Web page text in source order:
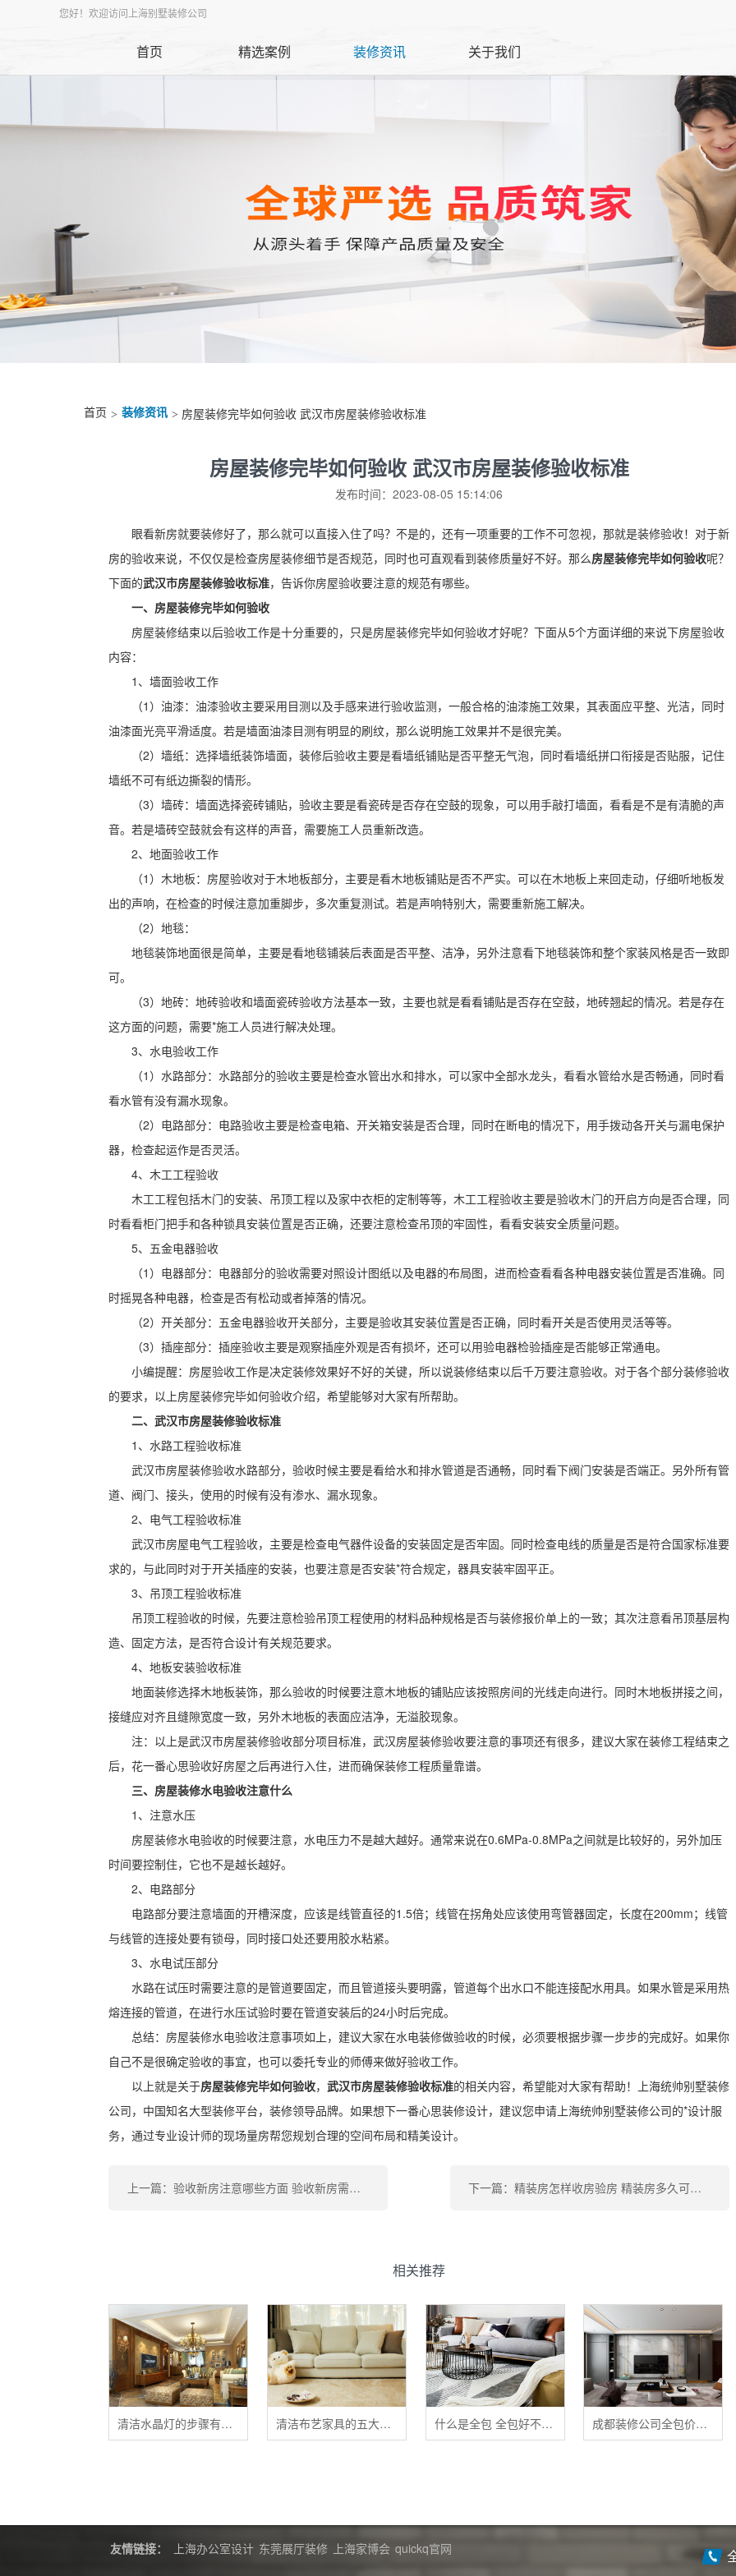
您好！欢迎访问上海别墅装修公司
首页 精选案例 装修资讯 关于我们
首页 > 装修资讯 > 房屋装修完毕如何验收 武汉市房屋装修验收标准
房屋装修完毕如何验收 武汉市房屋装修验收标准
发布时间：2023-08-05 15:14:06
眼看新房就要装修好了，那么就可以直接入住了吗？不是的，还有一项重要的工作不可忽视，那就是装修验收！对于新
房的验收来说，不仅仅是检查房屋装修细节是否规范，同时也可直观看到装修质量好不好。那么房屋装修完毕如何验收呢？
下面的武汉市房屋装修验收标准，告诉你房屋验收要注意的规范有哪些。
一、房屋装修完毕如何验收
房屋装修结束以后验收工作是十分重要的，只是房屋装修完毕如何验收才好呢？下面从5个方面详细的来说下房屋验收
内容：
1、墙面验收工作
（1）油漆：油漆验收主要采用目测以及手感来进行验收监测，一般合格的油漆施工效果，其表面应平整、光洁，同时
油漆面光亮平滑适度。若是墙面油漆目测有明显的刷纹，那么说明施工效果并不是很完美。
（2）墙纸：选择墙纸装饰墙面，装修后验收主要是看墙纸铺贴是否平整无气泡，同时看墙纸拼口衔接是否贴服，记住
墙纸不可有纸边撕裂的情形。
（3）墙砖：墙面选择瓷砖铺贴，验收主要是看瓷砖是否存在空鼓的现象，可以用手敲打墙面，看看是不是有清脆的声
音。若是墙砖空鼓就会有这样的声音，需要施工人员重新改造。
2、地面验收工作
（1）木地板：房屋验收对于木地板部分，主要是看木地板铺贴是否不严实。可以在木地板上来回走动，仔细听地板发
出的声响，在检查的时候注意加重脚步，多次重复测试。若是声响特别大，需要重新施工解决。
（2）地毯：
地毯装饰地面很是简单，主要是看地毯铺装后表面是否平整、洁净，另外注意看下地毯装饰和整个家装风格是否一致即
可。
（3）地砖：地砖验收和墙面瓷砖验收方法基本一致，主要也就是看看铺贴是否存在空鼓，地砖翘起的情况。若是存在
这方面的问题，需要*施工人员进行解决处理。
3、水电验收工作
（1）水路部分：水路部分的验收主要是检查水管出水和排水，可以家中全部水龙头，看看水管给水是否畅通，同时看
看水管有没有漏水现象。
（2）电路部分：电路验收主要是检查电箱、开关箱安装是否合理，同时在断电的情况下，用手拨动各开关与漏电保护
器，检查起运作是否灵活。
4、木工工程验收
木工工程包括木门的安装、吊顶工程以及家中衣柜的定制等等，木工工程验收主要是验收木门的开启方向是否合理，同
时看看柜门把手和各种锁具安装位置是否正确，还要注意检查吊顶的牢固性，看看安装安全质量问题。
5、五金电器验收
（1）电器部分：电器部分的验收需要对照设计图纸以及电器的布局图，进而检查看看各种电器安装位置是否准确。同
时摇晃各种电器，检查是否有松动或者掉落的情况。
（2）开关部分：五金电器验收开关部分，主要是验收其安装位置是否正确，同时看开关是否使用灵活等等。
（3）插座部分：插座验收主要是观察插座外观是否有损坏，还可以用验电器检验插座是否能够正常通电。
小编提醒：房屋验收工作是决定装修效果好不好的关键，所以说装修结束以后千万要注意验收。对于各个部分装修验收
的要求，以上房屋装修完毕如何验收介绍，希望能够对大家有所帮助。
二、武汉市房屋装修验收标准
1、水路工程验收标准
武汉市房屋装修验收水路部分，验收时候主要是看给水和排水管道是否通畅，同时看下阀门安装是否端正。另外所有管
道、阀门、接头，使用的时候有没有渗水、漏水现象。
2、电气工程验收标准
武汉市房屋电气工程验收，主要是检查电气器件设备的安装固定是否牢固。同时检查电线的质量是否是符合国家标准要
求的，与此同时对于开关插座的安装，也要注意是否安装*符合规定，器具安装牢固平正。
3、吊顶工程验收标准
吊顶工程验收的时候，先要注意检验吊顶工程使用的材料品种规格是否与装修报价单上的一致；其次注意看吊顶基层构
造、固定方法，是否符合设计有关规范要求。
4、地板安装验收标准
地面装修选择木地板装饰，那么验收的时候要注意木地板的铺贴应该按照房间的光线走向进行。同时木地板拼接之间，
接缝应对齐且缝隙宽度一致，另外木地板的表面应洁净，无溢胶现象。
注：以上是武汉市房屋装修验收部分项目标准，武汉房屋装修验收要注意的事项还有很多，建议大家在装修工程结束之
后，花一番心思验收好房屋之后再进行入住，进而确保装修工程质量靠谱。
三、房屋装修水电验收注意什么
1、注意水压
房屋装修水电验收的时候要注意，水电压力不是越大越好。通常来说在0.6MPa-0.8MPa之间就是比较好的，另外加压
时间要控制住，它也不是越长越好。
2、电路部分
电路部分要注意墙面的开槽深度，应该是线管直径的1.5倍；线管在拐角处应该使用弯管器固定，长度在200mm；线管
与线管的连接处要有锁母，同时接口处还要用胶水粘紧。
3、水电试压部分
水路在试压时需要注意的是管道要固定，而且管道接头要明露，管道每个出水口不能连接配水用具。如果水管是采用热
熔连接的管道，在进行水压试验时要在管道安装后的24小时后完成。
总结：房屋装修水电验收注意事项如上，建议大家在水电装修做验收的时候，必须要根据步骤一步步的完成好。如果你
自己不是很确定验收的事宜，也可以委托专业的师傅来做好验收工作。
以上就是关于房屋装修完毕如何验收， 武汉市房屋装修验收标准的相关内容，希望能对大家有帮助！上海统帅别墅装修
公司，中国知名大型装修平台，装修领导品牌。如果想下一番心思装修设计，建议您申请上海统帅别墅装修公司的*设计服
务，通过专业设计师的现场量房帮您规划合理的空间布局和精美设计。
上一篇：验收新房注意哪些方面 验收新房需要哪些手续 下一篇：精装房怎样收房验房 精装房多久可以入住
相关推荐
清洁水晶灯的步骤有哪些？ 清洁布艺家具的五大禁忌 什么是全包 全包好不好 全包装修注意事项有哪些 成都装修公司全包价格 成都全包装修多少钱一平
友情链接： 上海办公室设计 东莞展厅装修 上海家博会 quickq官网